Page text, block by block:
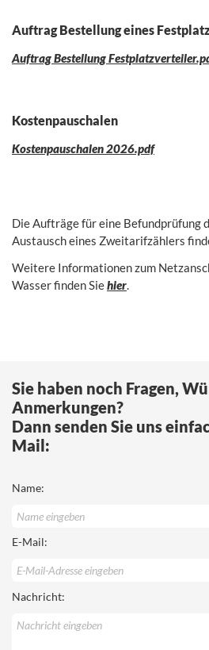
Auftrag Bestellung eines
Auftrag Bestellung
Kostenpauschalen
Kostenpauschalen 2026.pdf
Die Aufträge für eine Befundprüfung
Austausch eines Zweitarifzählers
Weitere Informationen zum
Wasser finden Siehier.
Sie haben noch Fragen,
Anmerkungen?
Dann senden Sie uns
Mail:
Name:
E-Mail:
Nachricht: